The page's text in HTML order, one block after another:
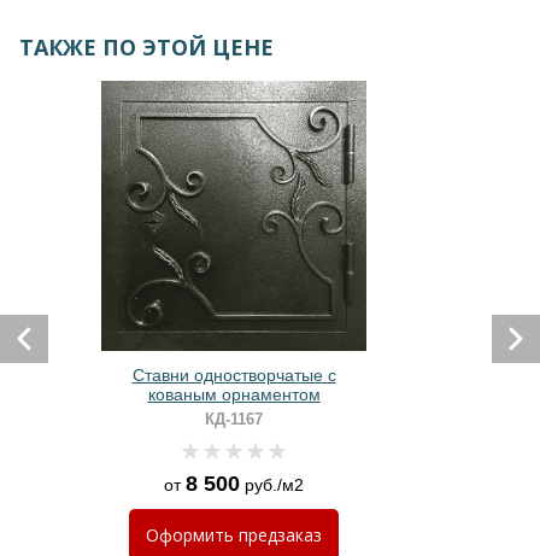
ТАКЖЕ ПО ЭТОЙ ЦЕНЕ
Ставни одностворчатые с
кованым орнаментом
КД-1167
от8 500 руб./м2
Оформить предзаказ